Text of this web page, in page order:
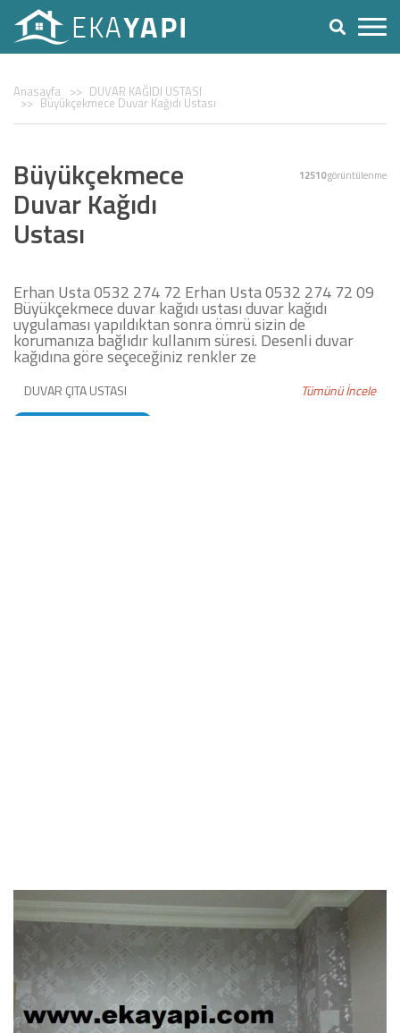
Anasayfa DUVAR KAĞIDI USTASI
Büyükçekmece Duvar Kağıdı Ustası
Büyükçekmece
Duvar Kağıdı
Ustası
12510görüntülenme
Erhan Usta 0532 274 72 Erhan Usta 0532 274 72 09
Büyükçekmece duvar kağıdı ustası duvar kağıdı
uygulaması yapıldıktan sonra ömrü sizin de
korumanıza bağlıdır kullanım süresi. Desenli duvar
kağıdına göre seçeceğiniz renkler ze
DUVAR ÇITA USTASI Tümünü İncele